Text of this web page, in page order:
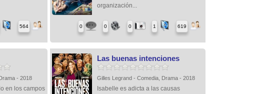
564
organización...
0 0 0 1 619
- 2018
en los campos
Las buenas intenciones
Gilles Legrand - Comedia, Drama - 2018
Isabelle es adicta a las causas